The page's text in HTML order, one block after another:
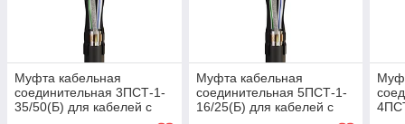
Муфта кабельная
соединительная 3ПСТ-1-
35/50(Б) для кабелей с
Муфта кабельная
соединительная 5ПСТ-1-
16/25(Б) для кабелей с